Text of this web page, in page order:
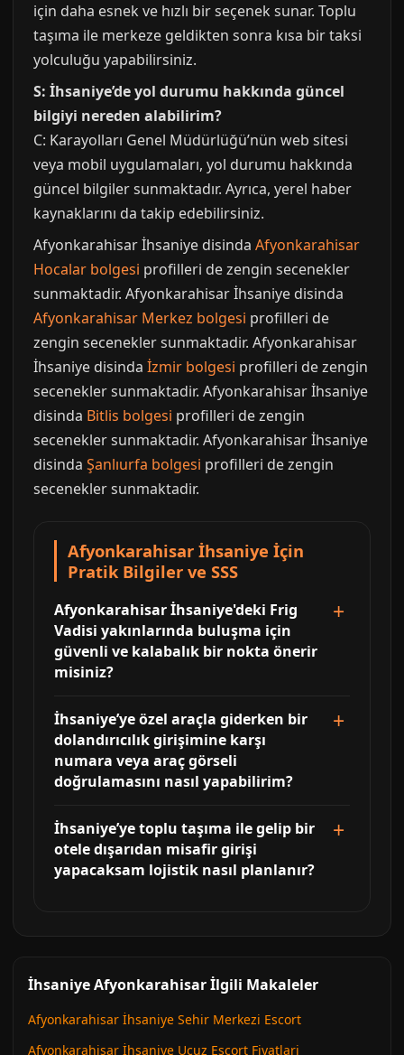
için daha esnek ve hızlı bir seçenek sunar. Toplu
taşıma ile merkeze geldikten sonra kısa bir taksi
yolculuğu yapabilirsiniz.
S: İhsaniye’de yol durumu hakkında güncel
bilgiyi nereden alabilirim?
C: Karayolları Genel Müdürlüğü’nün web sitesi
veya mobil uygulamaları, yol durumu hakkında
güncel bilgiler sunmaktadır. Ayrıca, yerel haber
kaynaklarını da takip edebilirsiniz.
Afyonkarahisar İhsaniye disinda Afyonkarahisar
Hocalar bolgesi profilleri de zengin secenekler
sunmaktadir. Afyonkarahisar İhsaniye disinda
Afyonkarahisar Merkez bolgesi profilleri de
zengin secenekler sunmaktadir. Afyonkarahisar
İhsaniye disinda İzmir bolgesi profilleri de zengin
secenekler sunmaktadir. Afyonkarahisar İhsaniye
disinda Bitlis bolgesi profilleri de zengin
secenekler sunmaktadir. Afyonkarahisar İhsaniye
disinda Şanlıurfa bolgesi profilleri de zengin
secenekler sunmaktadir.
Afyonkarahisar İhsaniye İçin
Pratik Bilgiler ve SSS
Afyonkarahisar İhsaniye'deki Frig
Vadisi yakınlarında buluşma için
güvenli ve kalabalık bir nokta önerir
misiniz?
İhsaniye’ye özel araçla giderken bir
dolandırıcılık girişimine karşı
numara veya araç görseli
doğrulamasını nasıl yapabilirim?
İhsaniye’ye toplu taşıma ile gelip bir
otele dışarıdan misafir girişi
yapacaksam lojistik nasıl planlanır?
İhsaniye Afyonkarahisar İlgili Makaleler
Afyonkarahisar İhsaniye Sehir Merkezi Escort
Afyonkarahisar İhsaniye Ucuz Escort Fiyatlari